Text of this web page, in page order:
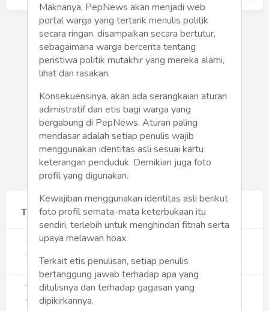
Terpopuler
1 Gerakan Sehat Berbasis Pesantren:
Keperawatan Medikal Bedah UNIMUS di
Pondok Pesantren Putra UNIMUS
Semarang
352
2 MBG dan Perannya dalam Perluasan
Lapangan Kerja
Maknanya, PepNews akan menjadi web
portal warga yang tertarik menulis politik
secara ringan, disampaikan secara bertutur,
sebagaimana warga bercerita tentang
peristiwa politik mutakhir yang mereka alami,
lihat dan rasakan.
Konsekuensinya, akan ada serangkaian aturan
adimistratif dan etis bagi warga yang
bergabung di PepNews. Aturan paling
mendasar adalah setiap penulis wajib
menggunakan identitas asli sesuai kartu
keterangan penduduk. Demikian juga foto
profil yang digunakan.
Kewajiban menggunakan identitas asli berikut
foto profil semata-mata keterbukaan itu
sendiri, terlebih untuk menghindari fitnah serta
upaya melawan hoax.
Terkait etis penulisan, setiap penulis
bertanggung jawab terhadap apa yang
ditulisnya dan terhadap gagasan yang
dipikirkannya.